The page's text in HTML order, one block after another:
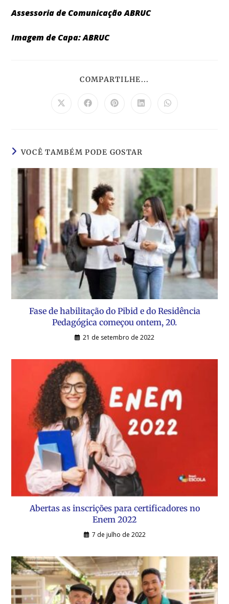
Assessoria de Comunicação ABRUC
Imagem de Capa: ABRUC
COMPARTILHE...
VOCÊ TAMBÉM PODE GOSTAR
Fase de habilitação do Pibid e do Residência
Pedagógica começou ontem, 20.
21 de setembro de 2022
Abertas as inscrições para certificadores no
Enem 2022
7 de julho de 2022